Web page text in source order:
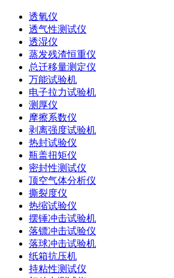
透氧仪
透气性测试仪
透湿仪
蒸发残渣恒重仪
总迁移量测定仪
万能试验机
电子拉力试验机
测厚仪
摩擦系数仪
剥离强度试验机
热封试验仪
瓶盖扭矩仪
密封性测试仪
顶空气体分析仪
撕裂度仪
热缩试验仪
摆锤冲击试验机
落镖冲击试验仪
落球冲击试验机
纸箱抗压机
持粘性测试仪